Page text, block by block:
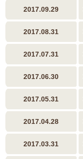
2017.09.29
2017.08.31
2017.07.31
2017.06.30
2017.05.31
2017.04.28
2017.03.31